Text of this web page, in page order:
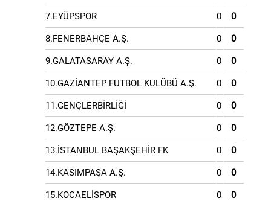
7.EYÜPSPOR 0 0
8.FENERBAHÇE A.Ş. 0 0
9.GALATASARAY A.Ş. 0 0
10.GAZİANTEP FUTBOL KULÜBÜ A.Ş. 0 0
11.GENÇLERBİRLİĞİ 0 0
12.GÖZTEPE A.Ş. 0 0
13.İSTANBUL BAŞAKŞEHİR FK 0 0
14.KASIMPAŞA A.Ş. 0 0
15.KOCAELİSPOR 0 0